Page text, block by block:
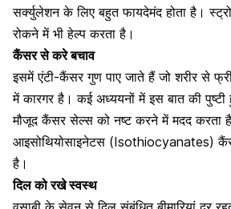
सर्क्युलेशनके लिए बहुत फायदेमंद होता है।
रोकने में भी हेल्‍प करता है।
कैंसर से करे बचाव
इसमें एंटी-कैंसर गुण पाए जाते हैं जो शरीर से
में कारगर है। कई अध्ययनों में इस बात की
मौजूदकैंसर सेल्स को नष्ट करने में मदद करता
आइसोथियोसाइनेटस (Isothiocyanates)
है।
दिल को रखे स्वस्थ